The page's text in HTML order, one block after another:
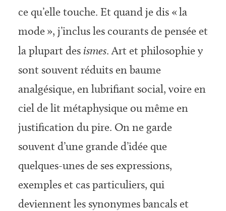
ce qu’elle touche. Et quand je dis « la
mode », j’inclus les courants de pensée et
la plupart des ismes. Art et philosophie y
sont souvent réduits en baume
analgésique, en lubrifiant social, voire en
ciel de lit métaphysique ou même en
justification du pire. On ne garde
souvent d’une grande d’idée que
quelques-unes de ses expressions,
exemples et cas particuliers, qui
deviennent les synonymes bancals et